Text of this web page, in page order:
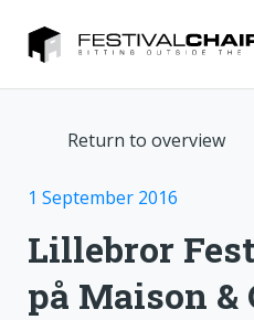
Return to overview
1 September 2016
Lillebror
på Maison &